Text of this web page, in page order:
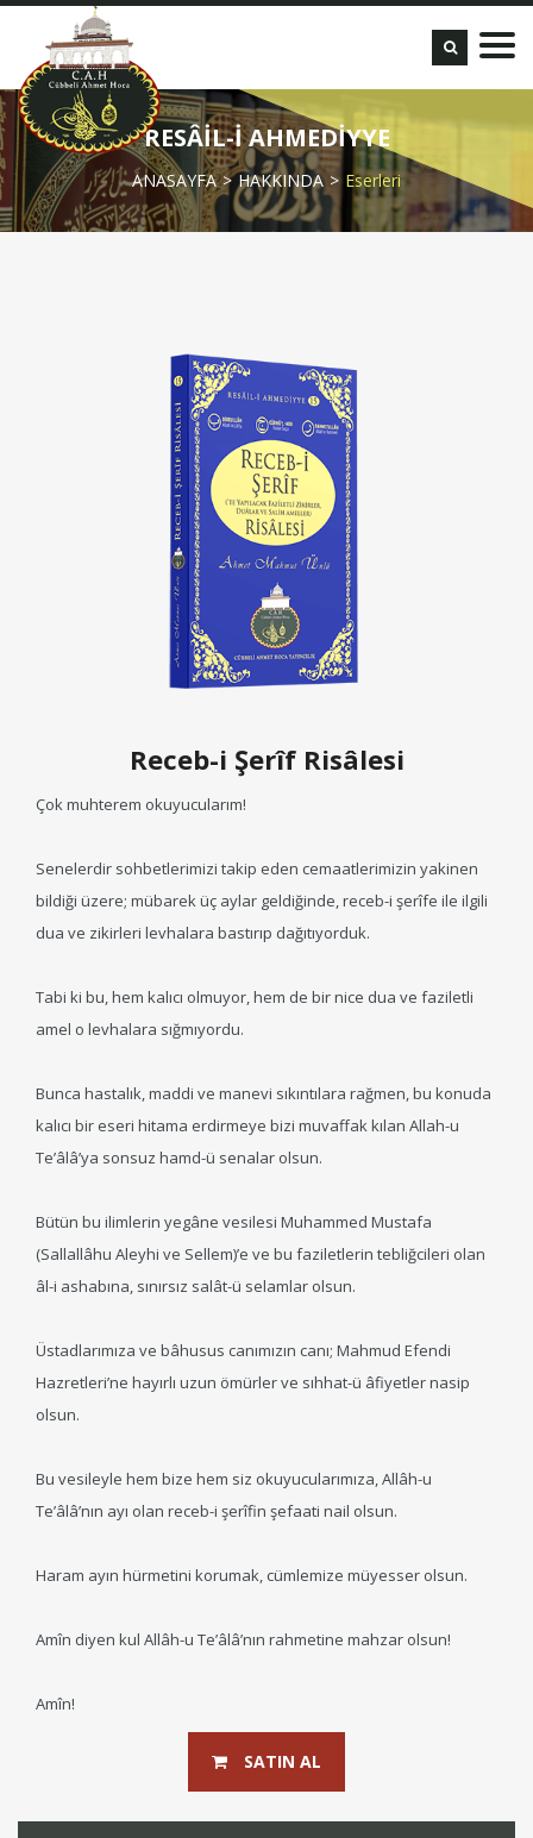
RESÂİL-İ AHMEDİYYE
ANASAYFA HAKKINDA Eserleri
Receb-i Şerîf Risâlesi
Çok muhterem okuyucularım!
Senelerdir sohbetlerimizi takip eden cemaatlerimizin yakinen
bildiği üzere; mübarek üç aylar geldiğinde, receb-i şerîfe ile ilgili
dua ve zikirleri levhalara bastırıp dağıtıyorduk.
Tabi ki bu, hem kalıcı olmuyor, hem de bir nice dua ve faziletli
amel o levhalara sığmıyordu.
Bunca hastalık, maddi ve manevi sıkıntılara rağmen, bu konuda
kalıcı bir eseri hitama erdirmeye bizi muvaffak kılan Allah-u
Te’âlâ’ya sonsuz hamd-ü senalar olsun.
Bütün bu ilimlerin yegâne vesilesi Muhammed Mustafa
(Sallallâhu Aleyhi ve Sellem)’e ve bu faziletlerin tebliğcileri olan
âl-i ashabına, sınırsız salât-ü selamlar olsun.
Üstadlarımıza ve bâhusus canımızın canı; Mahmud Efendi
Hazretleri’ne hayırlı uzun ömürler ve sıhhat-ü âfiyetler nasip
olsun.
Bu vesileyle hem bize hem siz okuyucularımıza, Allâh-u
Te’âlâ’nın ayı olan receb-i şerîfin şefaati nail olsun.
Haram ayın hürmetini korumak, cümlemize müyesser olsun.
Amîn diyen kul Allâh-u Te’âlâ’nın rahmetine mahzar olsun!
Amîn!
SATIN AL